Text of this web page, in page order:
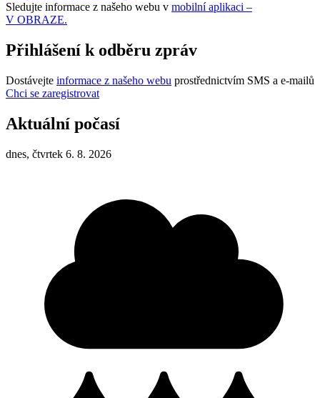
Sledujte informace z našeho webu v mobilní aplikaci –
V OBRAZE.
Přihlášení k odběru zpráv
Dostávejte informace z našeho webu prostřednictvím SMS a e-mailů
Chci se zaregistrovat
Aktuální počasí
dnes, čtvrtek 6. 8. 2026